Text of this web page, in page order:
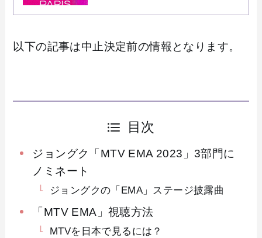
以下の記事は中止決定前の情報となります。
目次
ジョングク「MTV EMA 2023」3部門に
ノミネート
ジョングクの「EMA」ステージ披露曲
「MTV EMA」視聴方法
MTVを日本で見るには？